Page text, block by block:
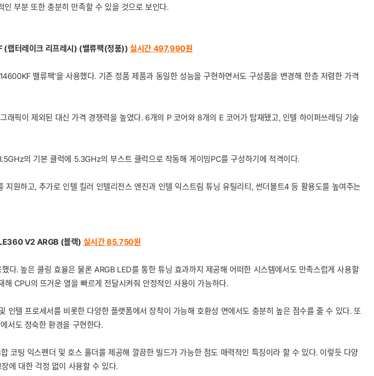
부분 또한 충분히 만족할 수 있을 것으로 보인다.
터레이크 리프레시) (밸류팩(정품))실시간 497,990원
밸류팩'을 사용했다. 기존 정품 제품과 동일한 성능을 구현하면서도 구성품을 변경해 한층 저렴한 가격
픽이 제외된 대신 가격 경쟁력을 높였다. 6개의 P 코어와 8개의 E 코어가 탑재됐고, 인텔 하이퍼쓰레딩 기술
의 기본 클럭에 5.3GHz의 부스트 클럭으로 작동해 게이밍PC를 구성하기에 적격이다.
하고, 추가로 인텔 킬러 인텔리전스 엔진과 인텔 익스트림 튜닝 유틸리티, 썬더볼트4 등 활용도를 높여주는
V2 ARGB (블랙) 실시간 85,750원
. 높은 쿨링 효율은 물론 ARGB LED를 통한 튜닝 효과까지 제공해 어떠한 시스템에서도 만족스럽게 사용할
CPU의 뜨거운 열을 빠르게 전달시켜줘 안정적인 사용이 가능하다.
텔 프로세서를 비롯한 다양한 플랫폼에서 장착이 가능해 호환성 면에서도 충분히 높은 점수를 줄 수 있다. 또
서도 정숙한 환경을 구현한다.
코팅 익스펜더 및 호스 홀더를 제공해 깔끔한 빌드가 가능한 점도 매력적인 특징이라 할 수 있다. 이렇듯 다양
에 대한 걱정 없이 사용할 수 있다.